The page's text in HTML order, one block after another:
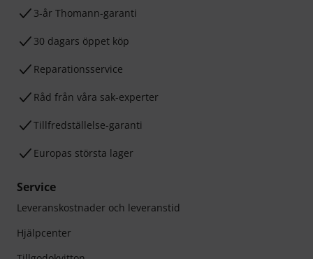
3-år Thomann-garanti
30 dagars öppet köp
Reparationsservice
Råd från våra sak-experter
Tillfredställelse-garanti
Europas största lager
Service
Leveranskostnader och leveranstid
Hjälpcenter